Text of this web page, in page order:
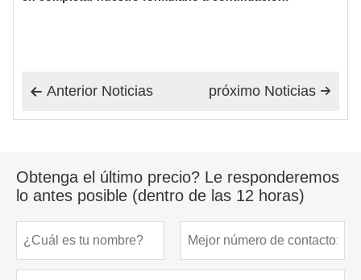
 Anterior Noticias 
próximo Noticias
Obtenga el último precio? Le responderemos
lo antes posible (dentro de las 12 horas)